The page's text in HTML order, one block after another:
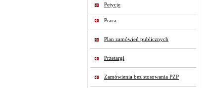
Petycje
Praca
Plan zamówień publicznych
Przetargi
Zamówienia bez stosowania PZP